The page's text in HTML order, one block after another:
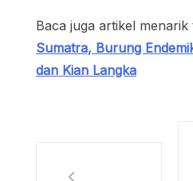
Baca juga artikel menarik
Sumatra, Burung
dan Kian Langka